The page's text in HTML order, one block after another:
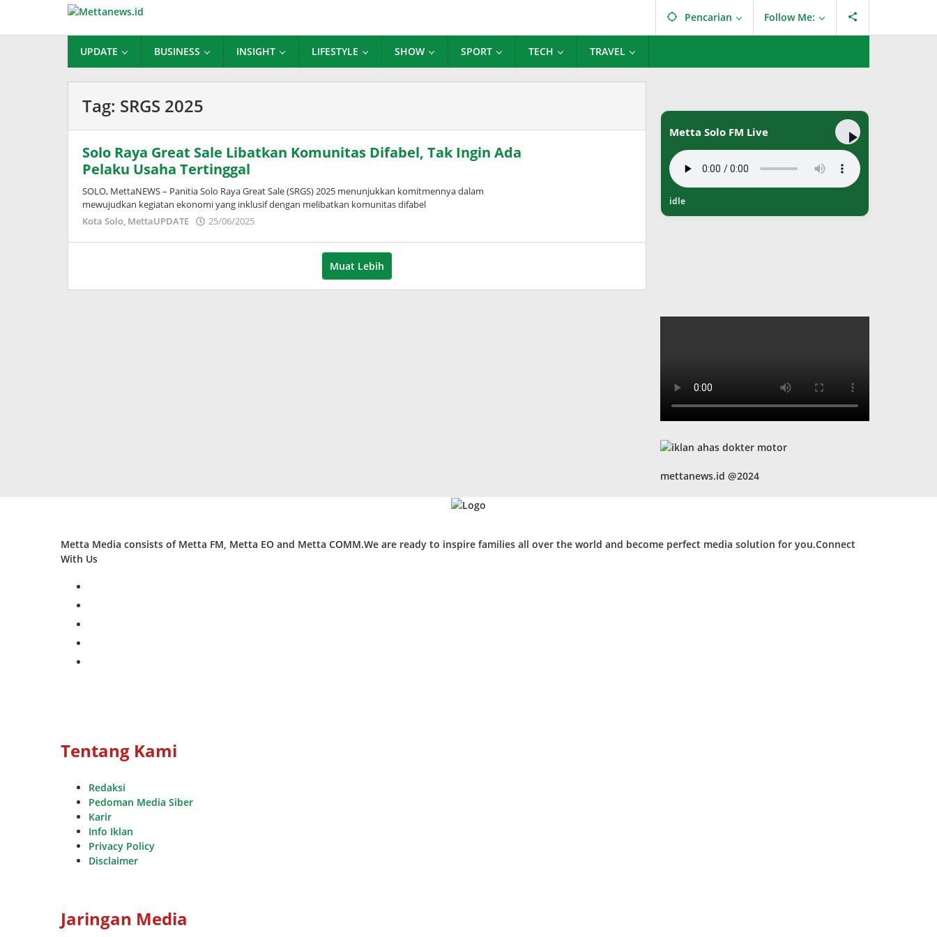
konten
Pencarian Follow Me:
UPDATE BUSINESS INSIGHT LIFESTYLE SHOW SPORT TECH TRAVEL
Tag: SRGS 2025
Solo Raya Great Sale Libatkan Komunitas Difabel, Tak Ingin Ada
Pelaku Usaha Tertinggal
SOLO, MettaNEWS – Panitia Solo Raya Great Sale (SRGS) 2025 menunjukkan komitmennya dalam
mewujudkan kegiatan ekonomi yang inklusif dengan melibatkan komunitas difabel
Kota Solo, MettaUPDATE 25/06/2025
Muat Lebih
Metta Solo FM Live
idle
mettanews.id @2024
Metta Media consists of Metta FM, Metta EO and Metta COMM.We are ready to inspire families all over the world and become perfect media solution for you.Connect
With Us
Tentang Kami
Redaksi
Pedoman Media Siber
Karir
Info Iklan
Privacy Policy
Disclaimer
Jaringan Media